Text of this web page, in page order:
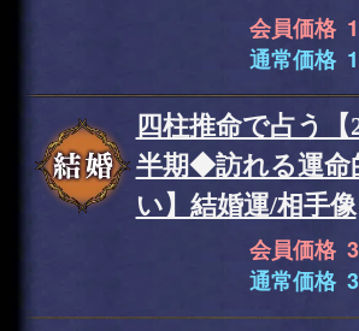
会員価格
通常価格
四柱推命で占う【
半期◆訪れる運命
い】結婚運/相手像
会員価格
通常価格